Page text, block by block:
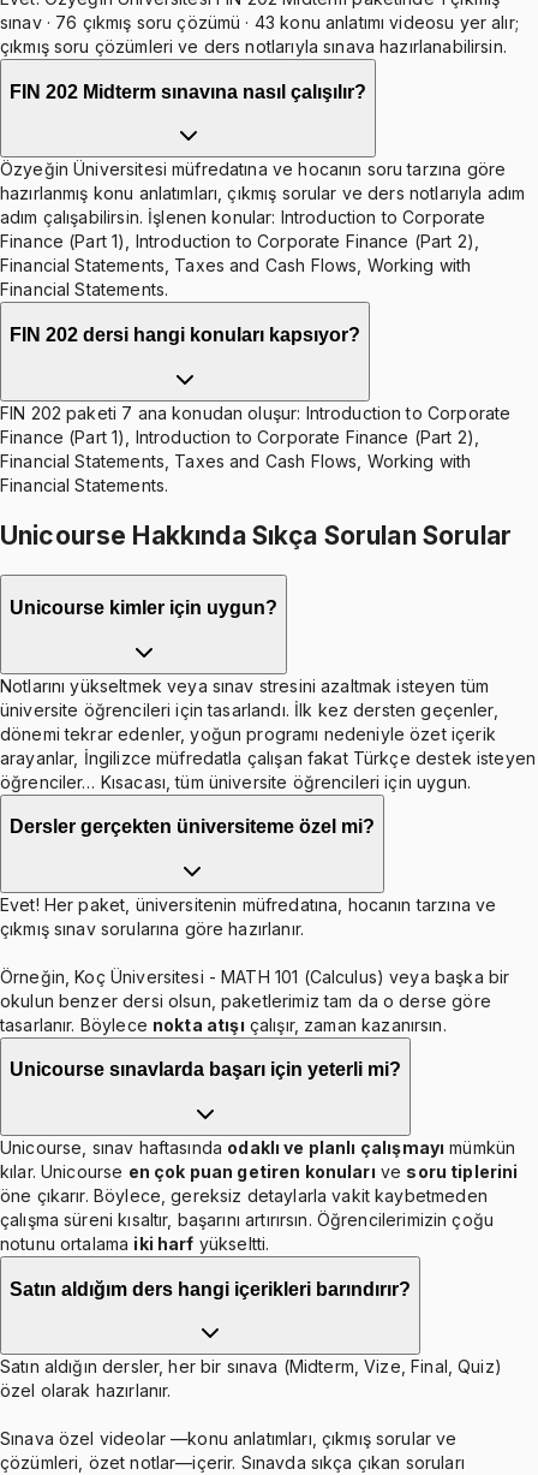
sınav · 76 çıkmış soru çözümü · 43 konu anlatımı videosu yer alır;
çıkmış soru çözümleri ve ders notlarıyla sınava hazırlanabilirsin.
FIN 202 Midterm sınavına nasıl çalışılır?
Özyeğin Üniversitesi müfredatına ve hocanın soru tarzına göre
hazırlanmış konu anlatımları, çıkmış sorular ve ders notlarıyla adım
adım çalışabilirsin. İşlenen konular: Introduction to Corporate
Finance (Part 1), Introduction to Corporate Finance (Part 2),
Financial Statements, Taxes and Cash Flows, Working with
Financial Statements.
FIN 202 dersi hangi konuları kapsıyor?
FIN 202 paketi 7 ana konudan oluşur: Introduction to Corporate
Finance (Part 1), Introduction to Corporate Finance (Part 2),
Financial Statements, Taxes and Cash Flows, Working with
Financial Statements.
Unicourse Hakkında Sıkça Sorulan Sorular
Unicourse kimler için uygun?
Notlarını yükseltmek veya sınav stresini azaltmak isteyen tüm
üniversite öğrencileri için tasarlandı. İlk kez dersten geçenler,
dönemi tekrar edenler, yoğun programı nedeniyle özet içerik
arayanlar, İngilizce müfredatla çalışan fakat Türkçe destek isteyen
öğrenciler… Kısacası, tüm üniversite öğrencileri için uygun.
Dersler gerçekten üniversiteme özel mi?
Evet! Her paket, üniversitenin müfredatına, hocanın tarzına ve
çıkmış sınav sorularına göre hazırlanır.
Örneğin, Koç Üniversitesi - MATH 101 (Calculus) veya başka bir
okulun benzer dersi olsun, paketlerimiz tam da o derse göre
tasarlanır. Böylece nokta atışı çalışır, zaman kazanırsın.
Unicourse sınavlarda başarı için yeterli mi?
Unicourse, sınav haftasında odaklı ve planlı çalışmayı mümkün
kılar. Unicourse en çok puan getiren konuları ve soru tiplerini
öne çıkarır. Böylece, gereksiz detaylarla vakit kaybetmeden
çalışma süreni kısaltır, başarını artırırsın. Öğrencilerimizin çoğu
notunu ortalama iki harf yükseltti.
Satın aldığım ders hangi içerikleri barındırır?
Satın aldığın dersler, her bir sınava (Midterm, Vize, Final, Quiz)
özel olarak hazırlanır.
Sınava özel videolar —konu anlatımları, çıkmış sorular ve
çözümleri, özet notlar—içerir. Sınavda sıkça çıkan soruları